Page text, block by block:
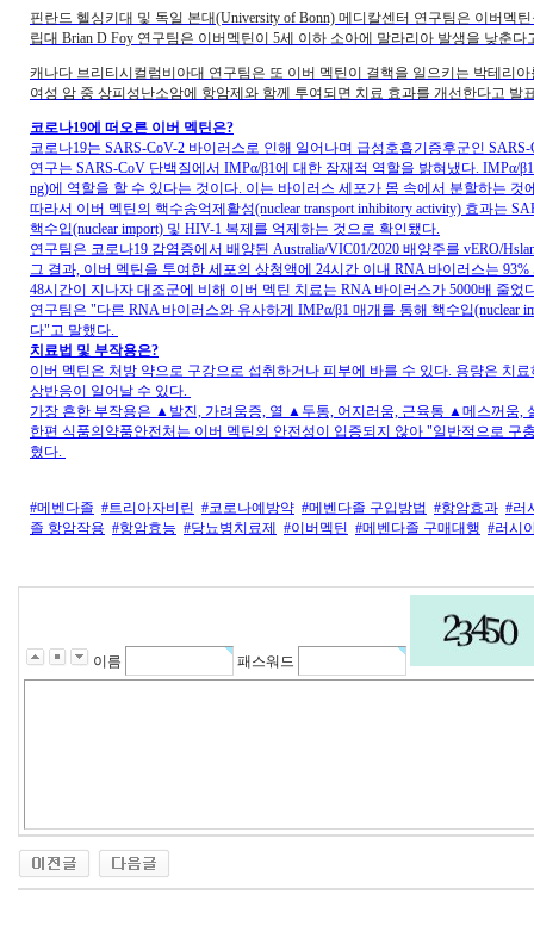
핀란드 헬싱키대 및 독일 본대(University of Bonn) 메디칼센터 연구팀은 이버멕
립대 Brian D Foy 연구팀은 이버멕틴이 5세 이하 소아에 말라리아 발생을 낮춘다
캐나다 브리티시컬럼비아대 연구팀은 또 이버 멕틴이 결핵을 일으키는 박테리
여성 암 중 상피성난소암에 항암제와 함께 투여되면 치료 효과를 개선한다고 발
코로나19에 떠오른 이버 멕틴은?
코로나19는 SARS-CoV-2 바이러스로 인해 일어나며 급성호흡기증후군인
연구는 SARS-CoV 단백질에서 IMPα/β1에 대한 잠재적 역할을 밝혀냈다. IMPα/
ng)에 역할을 할 수 있다는 것이다. 이는 바이러스 세포가 몸 속에서 분할하는
따라서 이버 멕틴의 핵수송억제활성(nuclear transport inhibitory activity) 효과는
핵수입(nuclear import) 및 HIV-1 복제를 억제하는 것으로 확인됐다.
연구팀은 코로나19 감염증에서 배양된 Australia/VIC01/2020 배양주를 vERO/
그 결과, 이버 멕틴을 투여한 세포의 상청액에 24시간 이내 RNA 바이러스는
48시간이 지나자 대조군에 비해 이버 멕틴 치료는 RNA 바이러스가 5000배 줄
연구팀은 "다른 RNA 바이러스와 유사하게 IMPα/β1 매개를 통해 핵수입
다"고 말했다.
치료법 및 부작용은?
이버 멕틴은 처방 약으로 구강으로 섭취하거나 피부에 바를 수 있다. 용량은 치
상반응이 일어날 수 있다.
가장 흔한 부작용은 ▲발진, 가려움증, 열 ▲두통, 어지러움, 근육통 ▲메스꺼움,
한편 식품의약품안전처는 이버 멕틴의 안전성이 입증되지 않아 "일반적으로
혔다.
#메벤다졸 #트리아자비린 #코로나예방약 #메벤다졸 구입방법 #항암효과 #러
졸 항암작용 #항암효능 #당뇨병치료제 #이버멕틴 #메벤다졸 구매대행 #러시
이름 패스워드